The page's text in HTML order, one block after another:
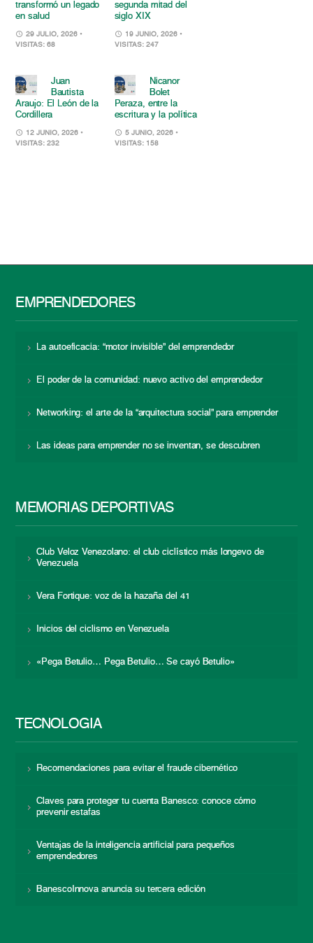
transformó un legado
en salud
29 JULIO, 2026 •
VISITAS: 68
segunda mitad del
siglo XIX
19 JUNIO, 2026 •
VISITAS: 247
Juan
Bautista
Araujo: El León de la
Cordillera
12 JUNIO, 2026 •
VISITAS: 232
Nicanor
Bolet
Peraza, entre la
escritura y la política
5 JUNIO, 2026 •
VISITAS: 158
EMPRENDEDORES
La autoeficacia: “motor invisible” del emprendedor
El poder de la comunidad: nuevo activo del emprendedor
Networking: el arte de la “arquitectura social” para emprender
Las ideas para emprender no se inventan, se descubren
MEMORIAS DEPORTIVAS
Club Veloz Venezolano: el club ciclístico más longevo de
Venezuela
Vera Fortique: voz de la hazaña del 41
Inicios del ciclismo en Venezuela
«Pega Betulio… Pega Betulio… Se cayó Betulio»
TECNOLOGÍA
Recomendaciones para evitar el fraude cibernético
Claves para proteger tu cuenta Banesco: conoce cómo
prevenir estafas
Ventajas de la inteligencia artificial para pequeños
emprendedores
BanescoInnova anuncia su tercera edición